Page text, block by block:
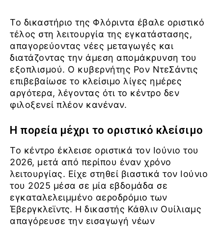
Το δικαστήριο της Φλόριντα έβαλε οριστικό
τέλος στη λειτουργία της εγκατάστασης,
απαγορεύοντας νέες μεταγωγές και
διατάζοντας την άμεση απομάκρυνση του
εξοπλισμού. Ο κυβερνήτης Ρον ΝτεΣάντις
επιβεβαίωσε το κλείσιμο λίγες ημέρες
αργότερα, λέγοντας ότι το κέντρο δεν
φιλοξενεί πλέον κανέναν.
Η πορεία μέχρι το οριστικό κλείσιμο
Το κέντρο έκλεισε οριστικά τον Ιούνιο του
2026, μετά από περίπου έναν χρόνο
λειτουργίας. Είχε στηθεί βιαστικά τον Ιούνιο
του 2025 μέσα σε μία εβδομάδα σε
εγκαταλελειμμένο αεροδρόμιο των
Έβεργκλεϊντς. Η δικαστής Κάθλιν Ουίλιαμς
απαγόρευσε την εισαγωγή νέων